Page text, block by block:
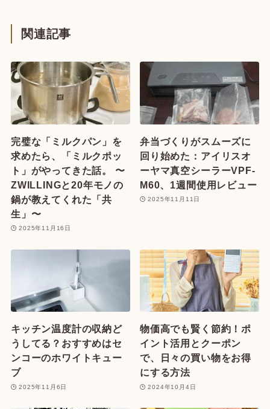
関連記事
完璧な「ミルクパン」を
求めたら、「ミルクポッ
ト」がやってきた話。 〜
ZWILLINGと20年モノの
鍋が教えてくれた「共
生」〜
2025年11月16日
弁当づくりがスムーズに
回り始めた：アイリスオ
ーヤマ真空シーラーVPF-
M60、1週間使用レビュー
2025年11月11日
キッチン温度計の収納ど
うしてる？おすすめはセ
ンコーのホワイトキュー
ブ
2025年11月6日
物価高でも賢く節約！ポ
イント活用とクーポン
で、日々の買い物をお得
にする方法
2024年10月4日